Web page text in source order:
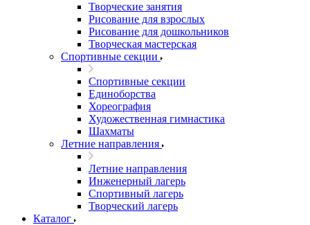
Творческие занятия
Рисование для взрослых
Рисование для дошкольников
Творческая мастерская
Спортивные секции
Спортивные секции
Единоборства
Хореография
Художественная гимнастика
Шахматы
Летние направления
Летние направления
Инженерный лагерь
Спортивный лагерь
Творческий лагерь
Каталог